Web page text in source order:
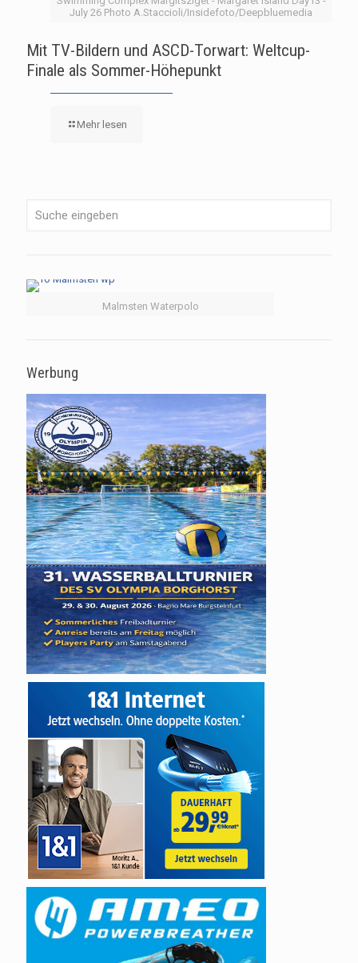
July 26 Photo A.Staccioli/Insidefoto/Deepbluemedia
Mit TV-Bildern und ASCD-Torwart: Weltcup-
Finale als Sommer-Höhepunkt
Mehr lesen
Malmsten Waterpolo
Werbung